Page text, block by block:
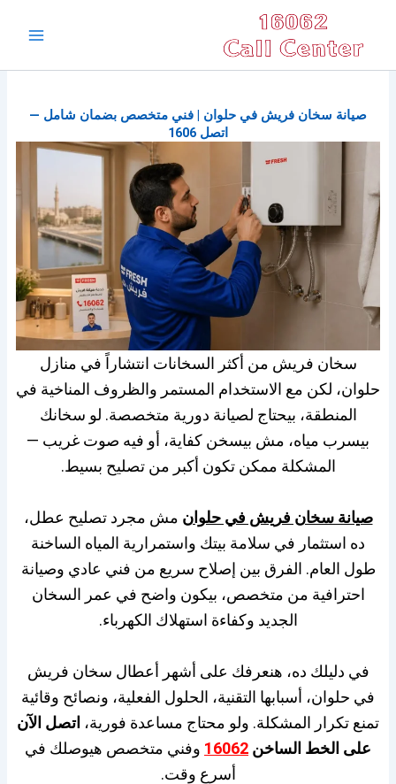
المحتوى
صيانة سخان فريش في حلوان | فني متخصص بضمان شامل —
اتصل 1606
سخان فريش من أكثر السخانات انتشاراً في منازل
حلوان، لكن مع الاستخدام المستمر والظروف المناخية في
المنطقة، بيحتاج لصيانة دورية متخصصة. لو سخانك
بيسرب مياه، مش بيسخن كفاية، أو فيه صوت غريب —
المشكلة ممكن تكون أكبر من تصليح بسيط.
صيانة سخان فريش في حلوان مش مجرد تصليح عطل،
ده استثمار في سلامة بيتك واستمرارية المياه الساخنة
طول العام. الفرق بين إصلاح سريع من فني عادي وصيانة
احترافية من متخصص، بيكون واضح في عمر السخان
الجديد وكفاءة استهلاك الكهرباء.
في دليلك ده، هنعرفك على أشهر أعطال سخان فريش
في حلوان، أسبابها التقنية، الحلول الفعلية، ونصائح وقائية
تمنع تكرار المشكلة. ولو محتاج مساعدة فورية، اتصل الآن
على الخط الساخن 16062 وفني متخصص هيوصلك في
أسرع وقت.